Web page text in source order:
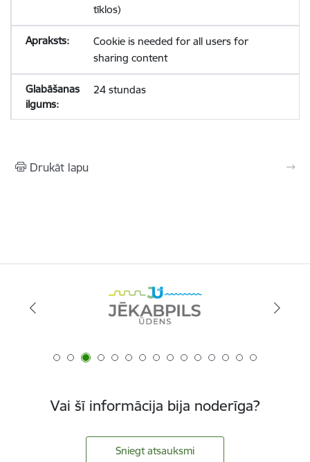
tīklos)
Cookie is needed for all users for
sharing content
24 stundas
Drukāt lapu
Vai šī informācija bija noderīga?
Sniegt atsauksmi